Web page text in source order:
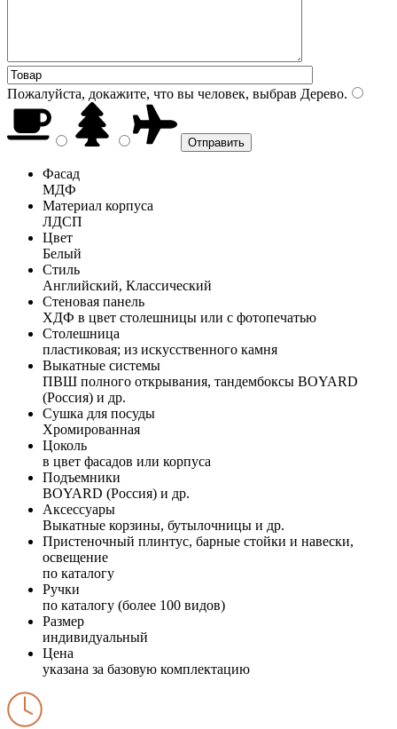
Пожалуйста, докажите, что вы человек, выбрав Дерево.
Фасад
МДФ
Материал корпуса
ЛДСП
Цвет
Белый
Стиль
Английский, Классический
Стеновая панель
ХДФ в цвет столешницы или с фотопечатью
Столешница
пластиковая; из искусственного камня
Выкатные системы
ПВШ полного открывания, тандембоксы BOYARD
(Россия) и др.
Сушка для посуды
Хромированная
Цоколь
в цвет фасадов или корпуса
Подъемники
BOYARD (Россия) и др.
Аксессуары
Выкатные корзины, бутылочницы и др.
Пристеночный плинтус, барные стойки и навески,
освещение
по каталогу
Ручки
по каталогу (более 100 видов)
Размер
индивидуальный
Цена
указана за базовую комплектацию